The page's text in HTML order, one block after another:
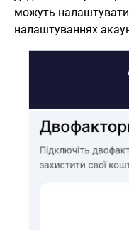
можуть
налаштуваннях